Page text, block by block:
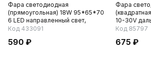
Фара светодиодная
(прямоугольная) 18W 95*65*70
6 LED направленный свет,
линза...
Код 433091
590 ₽
Фара
10-30V
Код 85797
675 ₽